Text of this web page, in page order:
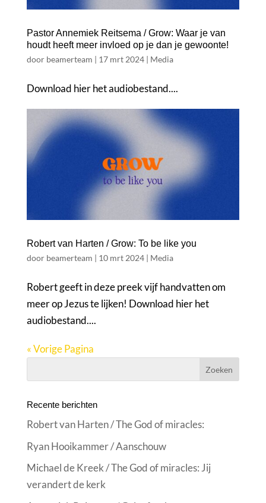
Pastor Annemiek Reitsema / Grow: Waar je van
houdt heeft meer invloed op je dan je gewoonte!
door beamerteam | 17 mrt 2024| Media
Download hier het audiobestand....
Robert van Harten / Grow: To be like you
door beamerteam | 10 mrt 2024| Media
Robert geeft in deze preek vijf handvatten om
meer op Jezus te lijken! Download hier het
audiobestand....
« Vorige Pagina
Recente berichten
Robert van Harten / The God of miracles:
Ryan Hooikammer / Aanschouw
Michael de Kreek / The God of miracles: Jij
verandert de kerk